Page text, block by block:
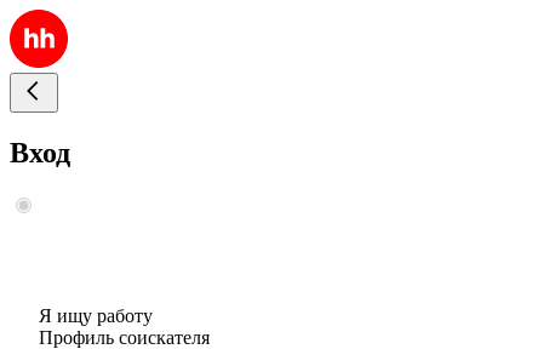
Вход
Я ищу работу
Профиль соискателя